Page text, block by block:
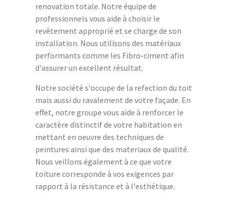
renovation totale. Notre équipe de
professionnels vous aide à choisir le
revêtement approprié et se charge de son
installation. Nous utilisons des matériaux
performants comme les Fibro-ciment afin
d'assurer un excellent résultat.
Notre société s'occupe de la refection du toit
mais aussi du ravalement de votre façade. En
effet, notre groupe vous aide à renforcer le
caractère distinctif de votre habitation en
mettant en oeuvre des techniques de
peintures ainsi que des materiaux de qualité.
Nous veillons également à ce que votre
toiture corresponde à vos exigences par
rapport à la résistance et à l'esthétique.